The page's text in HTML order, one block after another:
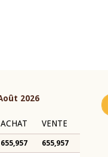
2026
ACHAT VENTE
655,957 655,957